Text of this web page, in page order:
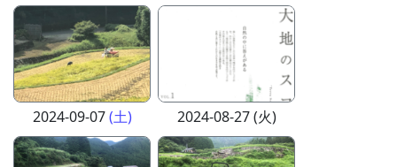
2024-09-07(土) 2024-08-27 (火)